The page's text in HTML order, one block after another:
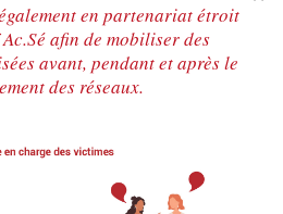
en partenariat étroit
afin de mobiliser des
avant, pendant et après le
des réseaux.